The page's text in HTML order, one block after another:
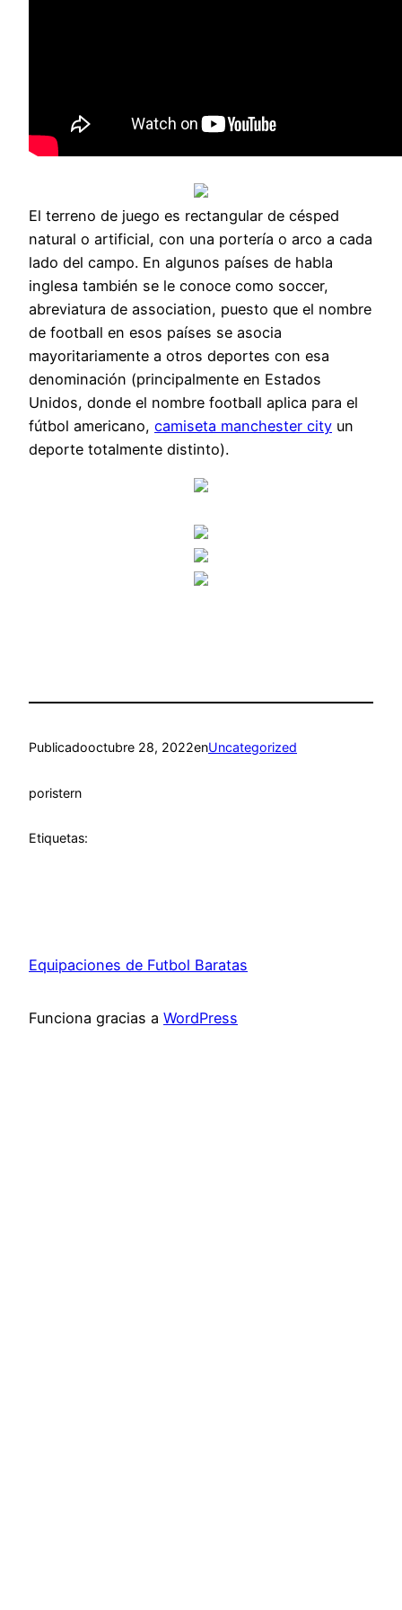
El terreno de juego es rectangular de césped
natural o artificial, con una portería o arco a cada
lado del campo. En algunos países de habla
inglesa también se le conoce como soccer,
abreviatura de association, puesto que el nombre
de football en esos países se asocia
mayoritariamente a otros deportes con esa
denominación (principalmente en Estados
Unidos, donde el nombre football aplica para el
fútbol americano, camiseta manchester city un
deporte totalmente distinto).
Publicadooctubre 28, 2022enUncategorized
poristern
Etiquetas:
Equipaciones de Futbol Baratas
Funciona gracias a WordPress